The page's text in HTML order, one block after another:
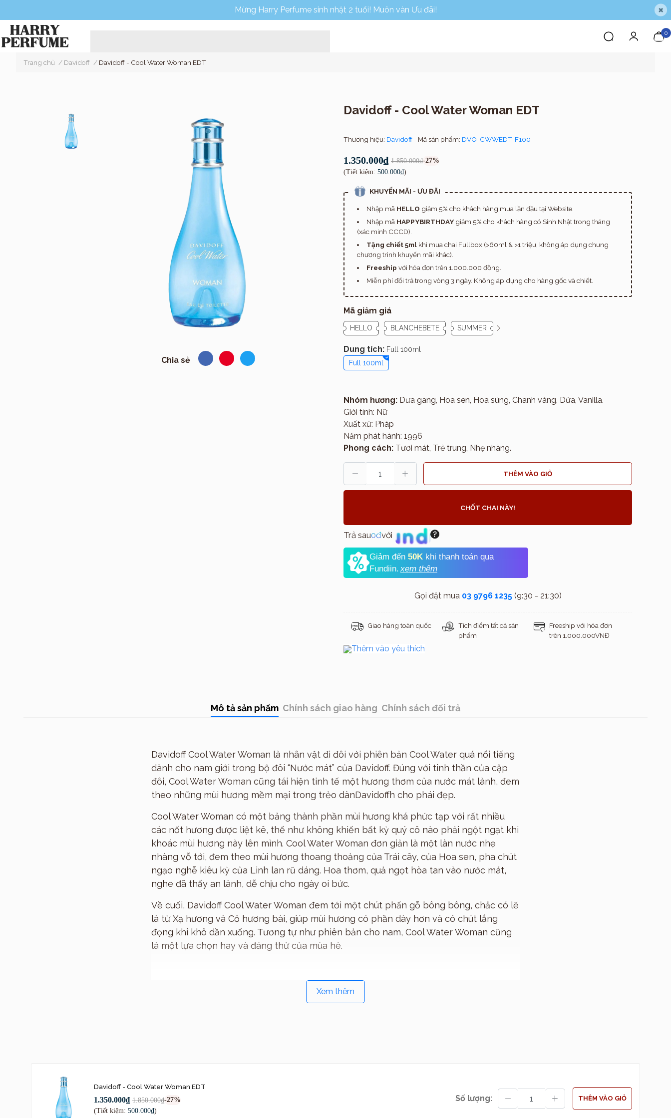
Mừng Harry Perfume sinh nhật 2 tuổi! Muôn vàn Ưu đãi! ×
Giới thiệu
Sản phẩm
0
Trang chủ / Davidoff / Davidoff - Cool Water Woman EDT
Chia sẻ
Davidoff - Cool Water Woman EDT
Thương hiệu: Davidoff Mã sản phẩm: DVO-CWWEDT-F100
1.350.000₫ 1.850.000₫-27%
(Tiết kiệm: 500.000₫)
KHUYẾN MÃI - ƯU ĐÃI
Nhập mã HELLO giảm 5% cho khách hàng mua lần đầu tại Website.
Nhập mã HAPPYBIRTHDAYgiảm 5% cho khách hàng có Sinh Nhật trong tháng
(xác minh CCCD).
Tặng chiết 5mlkhi mua chai Fullbox (>60ml & >1 triệu, không áp dụng chung
chương trình khuyến mãi khác).
Freeship với hóa đơn trên 1.000.000 đồng.
Miễn phí đổi trả trong vòng 3 ngày. Không áp dụng cho hàng gốc và chiết.
Mã giảm giá
HELLO BLANCHEBETE SUMMER
Dung tích: Full 100ml
Full 100ml
Nhóm hương: Dưa gang, Hoa sen, Hoa súng, Chanh vàng, Dứa, Vanilla.
Giới tính: Nữ
Xuất xứ: Pháp
Năm phát hành: 1996
Phong cách: Tươi mát, Trẻ trung, Nhẹ nhàng.
THÊM VÀO GIỎ
CHỐT CHAI NÀY!
Trả sau0đvới
Giảm đến 50K khi thanh toán qua
Fundiin. xem thêm
Gọi đặt mua 03 9796 1235(9:30 - 21:30)
Giao hàng toàn quốc
Tích điểm tất cả sản
phẩm
Freeship với hóa đơn
trên 1.000.000VNĐ
Thêm vào yêu thích
Mô tả sản phẩm Chính sách giao hàng Chính sách đổi trả
Davidoff Cool Water Woman là nhân vật đi đôi với phiên bản Cool Water quá nổi tiếng
dành cho nam giới trong bộ đôi “Nước mát” của Davidoff. Đúng với tinh thần của cặp
đôi, Cool Water Woman cũng tái hiện tinh tế một hương thơm của nước mát lành, đem
theo những mùi hương mềm mại trong trẻo dànDavidoffh cho phái đẹp.
Cool Water Woman có một bảng thành phần mùi hương khá phức tạp với rất nhiều
các nốt hương được liệt kê, thế như không khiến bất kỳ quý cô nào phải ngột ngạt khi
khoác mùi hương này lên mình. Cool Water Woman đơn giản là một làn nước nhẹ
nhàng vỗ tới, đem theo mùi hương thoang thoảng của Trái cây, của Hoa sen, pha chút
ngạo nghễ kiêu kỳ của Linh lan rũ dáng. Hoa thơm, quả ngọt hòa tan vào nước mát,
nghe đã thấy an lành, dễ chịu cho ngày oi bức.
Về cuối, Davidoff Cool Water Woman đem tới một chút phấn gỗ bông bông, chắc có lẽ
là từ Xạ hương và Cỏ hương bài, giúp mùi hương có phần dày hơn và có chút lắng
đọng khi khô dần xuống. Tương tự như phiên bản cho nam, Cool Water Woman cũng
là một lựa chọn hay và đáng thử của mùa hè.
Xem thêm
Davidoff - Cool Water Woman EDT
1.350.000₫ 1.850.000₫-27%
(Tiết kiệm: 500.000₫)
Số lượng: THÊM VÀO GIỎ